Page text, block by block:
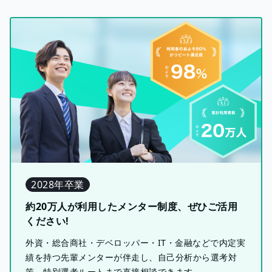
2028年卒業
約20万人が利用したメンター制度、ぜひご活用
ください!
外資・総合商社・デベロッパー・IT・金融などで内定実
績を持つ先輩メンターが伴走し、自己分析から選考対